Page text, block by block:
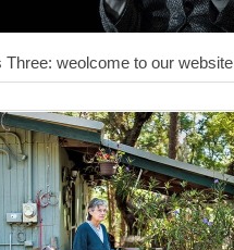
Three: weolcome to our website